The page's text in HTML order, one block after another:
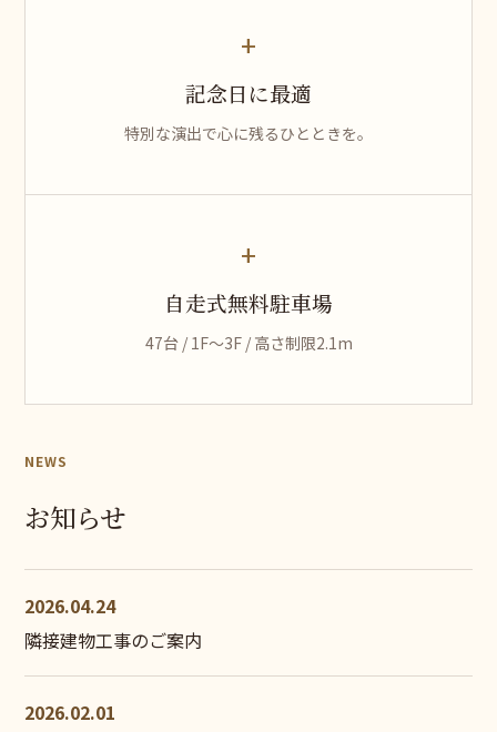
+
記念日に最適
特別な演出で心に残るひとときを。
+
自走式無料駐車場
47台 / 1F〜3F / 高さ制限2.1m
NEWS
お知らせ
2026.04.24
隣接建物工事のご案内
2026.02.01